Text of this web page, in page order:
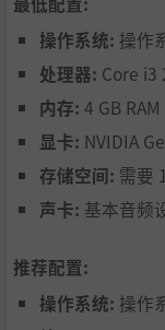
统治广袤生动的
在广阔的动态地图
治权。建造防御
的运输补给线，
荣……或化为焦土
丰收。
操作系统: 操作
处理器: Core i3
内存: 4 GB RAM
显卡: NVIDIA
存储空间: 需要
声卡: 基本音频
推荐配置:
操作系统: 操作